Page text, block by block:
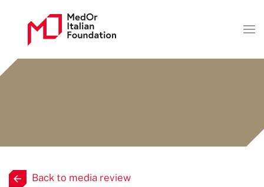
Back to media review